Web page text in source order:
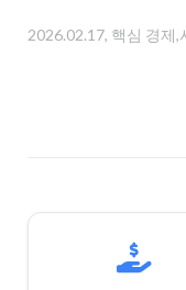
비
2026.02.17, 핵심 경제,